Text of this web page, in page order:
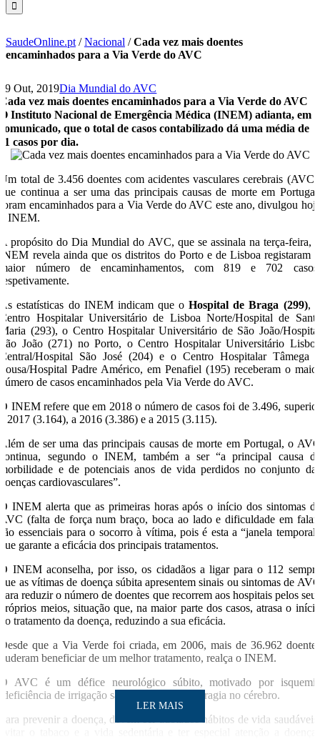
SaudeOnline.pt /Nacional /Cada vez mais doentes
encaminhados para a Via Verde do AVC
29 Out, 2019Dia Mundial do AVC
Cada vez mais doentes encaminhados para a Via Verde do AVC
O Instituto Nacional de Emergência Médica (INEM) adianta, em
comunicado, que o total de casos contabilizado dá uma média de
11 casos por dia.
Um total de 3.456 doentes com acidentes vasculares cerebrais (AVC),
que continua a ser uma das principais causas de morte em Portugal,
foram encaminhados para a Via Verde do AVC este ano, divulgou hoje
o INEM.
A propósito do Dia Mundial do AVC, que se assinala na terça-feira, o
INEM revela ainda que os distritos do Porto e de Lisboa registaram o
maior número de encaminhamentos, com 819 e 702 casos,
respetivamente.
As estatísticas do INEM indicam que oHospital de Braga (299), o
Centro Hospitalar Universitário de Lisboa Norte/Hospital de Santa
Maria (293), o Centro Hospitalar Universitário de São João/Hospital
São João (271) no Porto, o Centro Hospitalar Universitário Lisboa
Central/Hospital São José (204) e o Centro Hospitalar Tâmega e
Sousa/Hospital Padre Américo, em Penafiel (195) receberam o maior
número de casos encaminhados pela Via Verde do AVC.
O INEM refere que em 2018 o número de casos foi de 3.496, superior
a 2017 (3.164), a 2016 (3.386) e a 2015 (3.115).
Além de ser uma das principais causas de morte em Portugal, o AVC
continua, segundo o INEM, também a ser “a principal causa de
morbilidade e de potenciais anos de vida perdidos no conjunto das
doenças cardiovasculares”.
O INEM alerta que as primeiras horas após o início dos sintomas de
AVC (falta de força num braço, boca ao lado e dificuldade em falar)
são essenciais para o socorro à vítima, pois é esta a “janela temporal”
que garante a eficácia dos principais tratamentos.
O INEM aconselha, por isso, os cidadãos a ligar para o 112 sempre
que as vítimas de doença súbita apresentem sinais ou sintomas de AVC
para reduzir o número de doentes que recorrem aos hospitais pelos seus
próprios meios, situação que, na maior parte dos casos, atrasa o início
do tratamento da doença, reduzindo a sua eficácia.
Desde que a Via Verde foi criada, em 2006, mais de 36.962 doentes
puderam beneficiar de um melhor tratamento, realça o INEM.
O AVC é um défice neurológico súbito, motivado por isquemia
(deficiência de irrigação sanguínea) ou hemorragia no cérebro.
Para prevenir a doença, devem ser adotados hábitos de vida saudáveis,
LER MAIS